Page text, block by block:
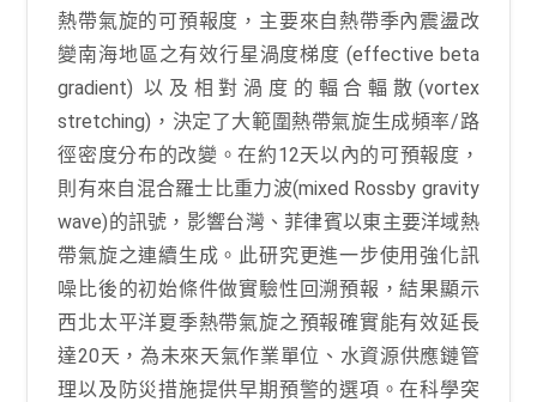
熱帶氣旋的可預報度，主要來自熱帶季內震盪改
變南海地區之有效行星渦度梯度 (effective beta
gradient) 以及相對渦度的輻合輻散(vortex
stretching)，決定了大範圍熱帶氣旋生成頻率/路
徑密度分布的改變。在約12天以內的可預報度，
則有來自混合羅士比重力波(mixed Rossby gravity
wave)的訊號，影響台灣、菲律賓以東主要洋域熱
帶氣旋之連續生成。此研究更進一步使用強化訊
噪比後的初始條件做實驗性回溯預報，結果顯示
西北太平洋夏季熱帶氣旋之預報確實能有效延長
達20天，為未來天氣作業單位、水資源供應鏈管
理以及防災措施提供早期預警的選項。在科學突